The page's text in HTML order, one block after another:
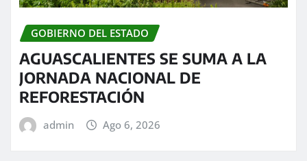
GOBIERNO DEL ESTADO
AGUASCALIENTES SE SUMA A LA
JORNADA NACIONAL DE
REFORESTACIÓN
admin Ago 6, 2026